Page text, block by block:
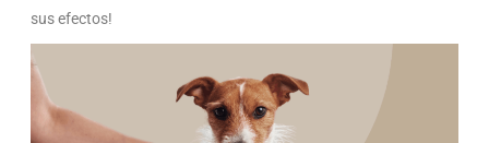
sus efectos!